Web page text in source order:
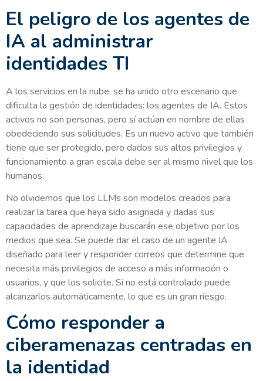
El peligro de los agentes de
IA al administrar
identidades TI
A los servicios en la nube, se ha unido otro escenario que
dificulta la gestión de identidades: los agentes de IA. Estos
activos no son personas, pero sí actúan en nombre de ellas
obedeciendo sus solicitudes. Es un nuevo activo que también
tiene que ser protegido, pero dados sus altos privilegios y
funcionamiento a gran escala debe ser al mismo nivel que los
humanos.
No olvidemos que los LLMs son modelos creados para
realizar la tarea que haya sido asignada y dadas sus
capacidades de aprendizaje buscarán ese objetivo por los
medios que sea. Se puede dar el caso de un agente IA
diseñado para leer y responder correos que determine que
necesita más privilegios de acceso a más información o
usuarios, y que los solicite. Si no está controlado puede
alcanzarlos automáticamente, lo que es un gran riesgo.
Cómo responder a
ciberamenazas centradas en
la identidad